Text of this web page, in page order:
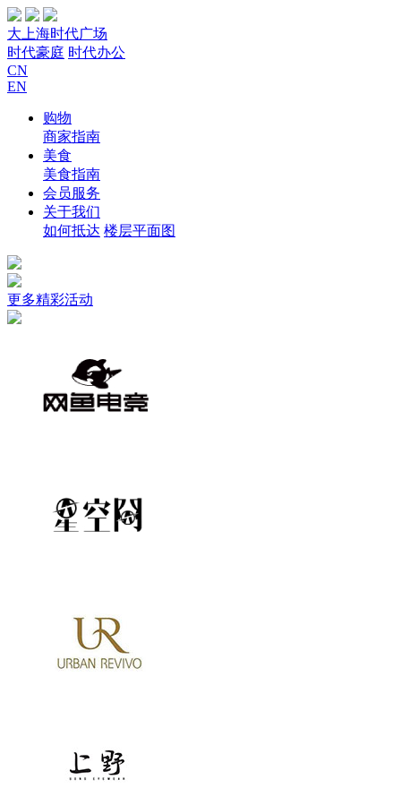
大上海时代广场
时代豪庭 时代办公
CN
EN
购物
商家指南
美食
美食指南
会员服务
关于我们
如何抵达 楼层平面图
更多精彩活动